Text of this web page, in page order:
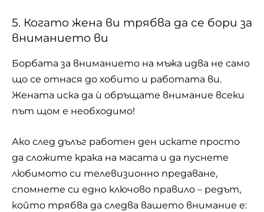
5. Когато жена ви трябва да се бори за
вниманието ви
Борбата за вниманието на мъжа идва не само
що се отнася до хобито и работата ви.
Жената иска да ѝ обръщате внимание всеки
път щом е необходимо!
Ако след дълъг работен ден искате просто
да сложите крака на масата и да пуснете
любимото си телевизионно предаване,
спомнете си едно ключово правило – редът,
който трябва да следва вашето внимание е: